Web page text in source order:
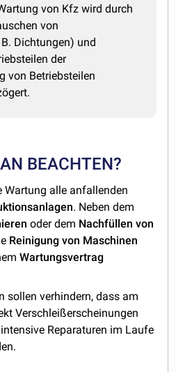
von Kfz wird durch
von
Dichtungen) und
der
von Betriebsteilen
BEACHTEN?
Wartung alle anfallenden
. Neben dem
oder dem Nachfüllen von
Reinigung von Maschinen
Wartungsvertrag
sollen verhindern, dass am
Verschleißerscheinungen
Reparaturen im Laufe